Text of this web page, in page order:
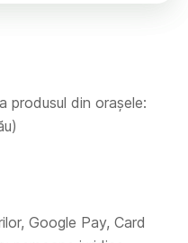
produsul din orașele:
Google Pay, Card